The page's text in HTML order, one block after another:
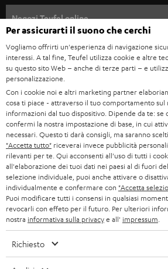
e
w
s
l
e
t
t
e
r
SOUNDBAR
STEREO
SMART HOME
BLUETOOTH
CUFFIE
CUFFIE BLUETOOTH
SET STEREO
ALTOPARLANTE
ULTIMA
CUFFIE IN-EAR
STAMPA
B2B
BLOG
NEWSLETTER
NEGOZI
VANTAGGI TEUFEL
LA NOSTRA STORIA
MANAGEMENT
Negozi Teufel online
GERMANIA
AUSTRIA
SVIZZERA
PAESI BASSI
BELGIO
FRANCIA
Per assicurarti il suono che cerchi
Vogliamo offrirti un'esperienza di navigazione
interessi. A tal fine, Teufel utilizza cookie e altre
su questo sito Web – anche di terze parti – e
personalizzazione.
Con i cookie noi e altri marketing partner
cosa ti piace - attraverso il tuo comportamento sul
informazioni dal tuo dispositivo. Dipende da te: se
confermi la nostra impostazione di base, in cui
necessari. Questo ti darà consigli, ma saranno
"Accetta tutto" riceverai invece pubblicità
rilevanti per te. Qui acconsenti all'uso di tutti i
all'elaborazione dei tuoi dati nei paesi al di fuori
selezione individuale, puoi anche attivare o
individualmente e confermare con "Accetta
Puoi modificare tutti i consensi in qualsiasi
revocarli con effeto per il futuro. Per ulteriori
nostra informativa sulla privacye all' impressum
Richiesto